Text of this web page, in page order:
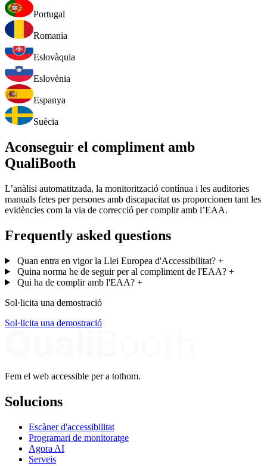
Portugal
Romania
Eslovàquia
Eslovènia
Espanya
Suècia
Aconseguir el compliment amb
QualiBooth
L’anàlisi automatitzada, la monitorització contínua i les auditories
manuals fetes per persones amb discapacitat us proporcionen tant les
evidències com la via de correcció per complir amb l’EAA.
Frequently asked questions
Quan entra en vigor la Llei Europea d'Accessibilitat? +
Quina norma he de seguir per al compliment de l'EAA? +
Qui ha de complir amb l'EAA? +
Sol·licita una demostració
Sol·licita una demostració
Fem el web accessible per a tothom.
Solucions
Escàner d'accessibilitat
Programari de monitoratge
Agora AI
Serveis